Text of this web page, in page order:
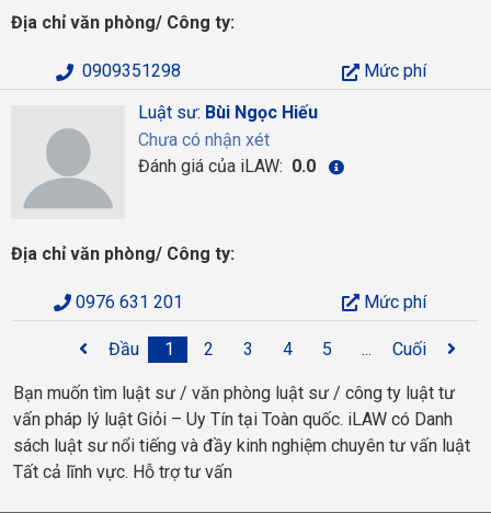
Địa chỉ văn phòng/ Công ty:
0909351298
Mức phí
Luật sư: Bùi Ngọc Hiếu
Chưa có nhận xét
Đánh giá của iLAW: 0.0
Địa chỉ văn phòng/ Công ty:
0976 631 201 Mức phí
Đầu 1 2 3 4 5 ... Cuối
Bạn muốn tìm luật sư / văn phòng luật sư / công ty luật tư
vấn pháp lý luật Giỏi – Uy Tín tại Toàn quốc. iLAW có Danh
sách luật sư nổi tiếng và đầy kinh nghiệm chuyên tư vấn luật
Tất cả lĩnh vực. Hỗ trợ tư vấn